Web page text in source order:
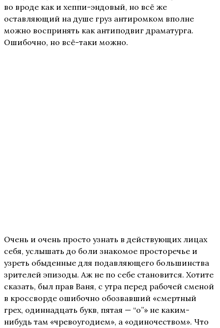
во вроде как и хеппи-эндовый, но всё же
оставляющий на душе груз антиромком вполне
можно воспринять как антиподвиг драматурга.
Ошибочно, но всё-таки можно.
Очень и очень просто узнать в действующих лицах
себя, услышать до боли знакомое просторечье и
узреть обыденные для подавляющего большинства
зрителей эпизоды. Аж не по себе становится. Хотите
сказать, был прав Ваня, с утра перед рабочей сменой
в кроссворде ошибочно обозвавший «смертный
грех, одиннадцать букв, пятая — “о”» не каким-
нибудь там «чревоугодием», а «одиночеством». Что